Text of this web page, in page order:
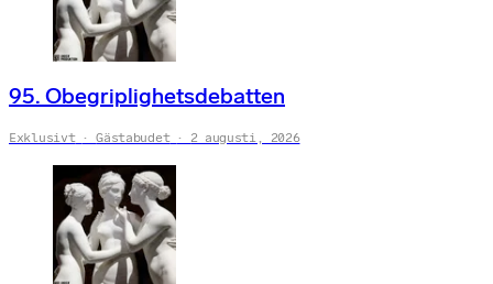
95. Obegriplighetsdebatten
Exklusivt Gästabudet 2 augusti, 2026